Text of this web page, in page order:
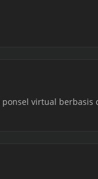
ponsel virtual berbasis